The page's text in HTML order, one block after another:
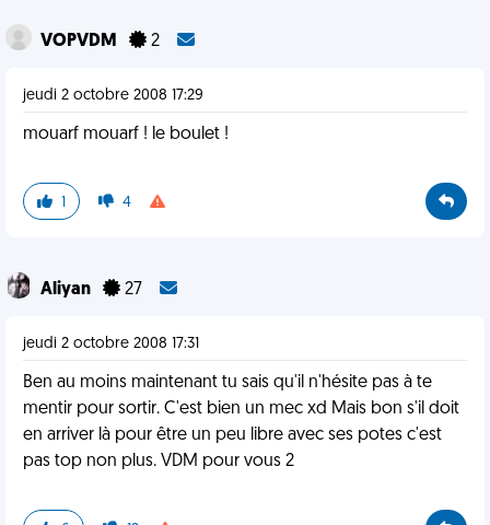
VOPVDM 2
jeudi 2 octobre 2008 17:29
mouarf mouarf ! le boulet !
1 4
Aliyan 27
jeudi 2 octobre 2008 17:31
Ben au moins maintenant tu sais qu'il n'hésite pas à te
mentir pour sortir. C'est bien un mec xd Mais bon s'il doit
en arriver là pour être un peu libre avec ses potes c'est
pas top non plus. VDM pour vous 2